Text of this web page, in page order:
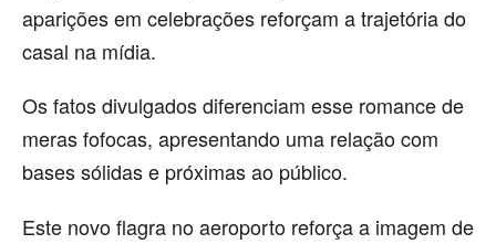
aparições em celebrações reforçam a trajetória do
casal na mídia.
Os fatos divulgados diferenciam esse romance de
meras fofocas, apresentando uma relação com
bases sólidas e próximas ao público.
Este novo flagra no aeroporto reforça a imagem de